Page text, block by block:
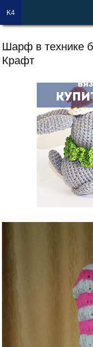
Шарф в технике
Крафт
K4